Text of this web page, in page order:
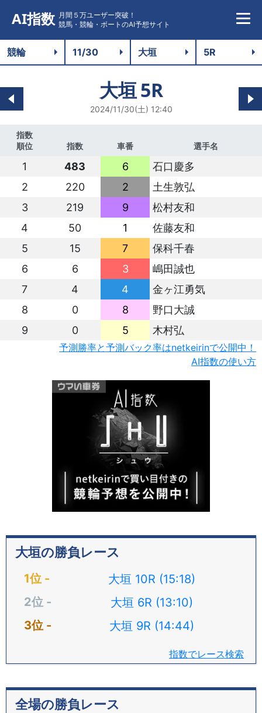
AI指数 月間５万ユーザー突破！
競馬・競輪・ボートのAI予想サイト
大垣5R
2024/11/30(土) 12:40
指数
順位
指数 車番 選手名
1 483 6
石口慶多
2
220 2
土生敦弘
3
219 9
松村友和
4
50 1
佐藤友和
5
15 7
保科千春
6
6 3
嶋田誠也
7
4 4
金ヶ江勇気
8
0 8
野口大誠
9
0 5 木村弘
予測勝率と予測バック率はnetkeirinで公開中！
AI指数の使い方
大垣の勝負レース
大垣 10R (15:18)
大垣 6R (13:10)
大垣 9R (14:44)
指数でレース検索
全場の勝負レース